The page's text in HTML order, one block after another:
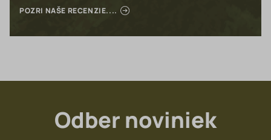
POZRI NAŠE RECENZIE....
Odber noviniek